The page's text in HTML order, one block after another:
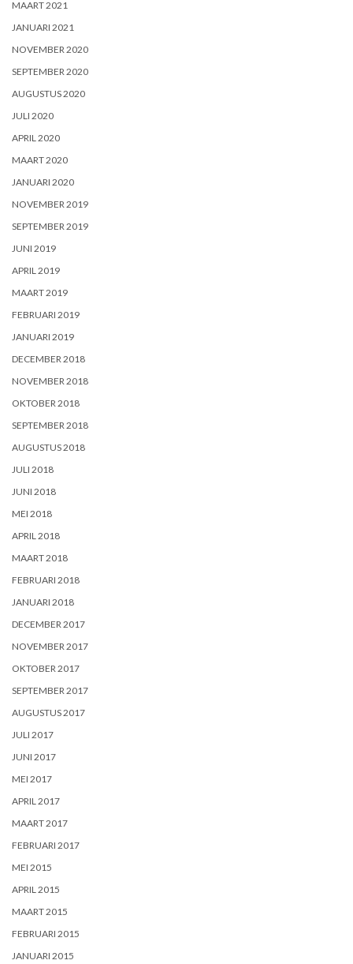
MAART 2021
JANUARI 2021
NOVEMBER 2020
SEPTEMBER 2020
AUGUSTUS 2020
JULI 2020
APRIL 2020
MAART 2020
JANUARI 2020
NOVEMBER 2019
SEPTEMBER 2019
JUNI 2019
APRIL 2019
MAART 2019
FEBRUARI 2019
JANUARI 2019
DECEMBER 2018
NOVEMBER 2018
OKTOBER 2018
SEPTEMBER 2018
AUGUSTUS 2018
JULI 2018
JUNI 2018
MEI 2018
APRIL 2018
MAART 2018
FEBRUARI 2018
JANUARI 2018
DECEMBER 2017
NOVEMBER 2017
OKTOBER 2017
SEPTEMBER 2017
AUGUSTUS 2017
JULI 2017
JUNI 2017
MEI 2017
APRIL 2017
MAART 2017
FEBRUARI 2017
MEI 2015
APRIL 2015
MAART 2015
FEBRUARI 2015
JANUARI 2015